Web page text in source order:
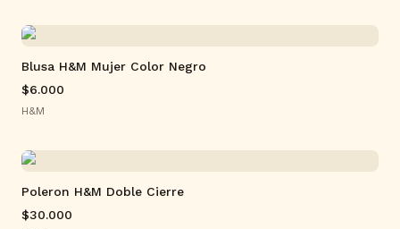
Blusa H&M Mujer Color Negro
$6.000
H&M
Poleron H&M Doble Cierre
$30.000